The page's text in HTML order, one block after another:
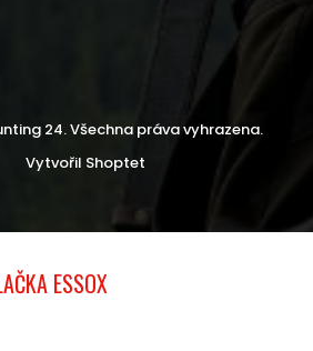
Vytvořil Shoptet
24. Všechna práva vyhrazena.
ESSOX